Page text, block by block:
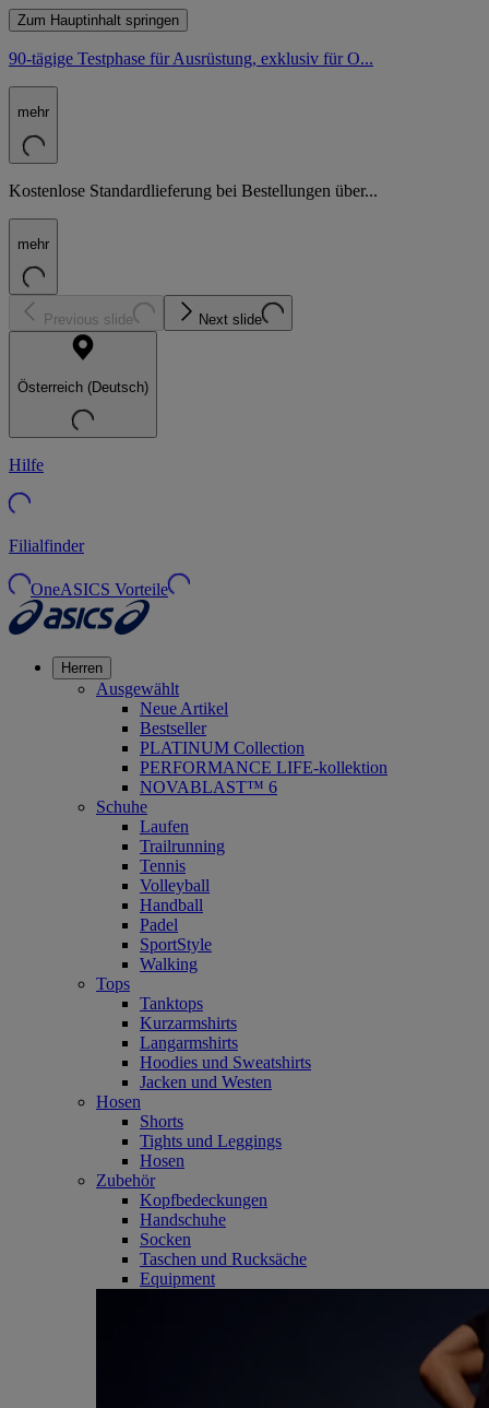
Zum Hauptinhalt springen
90-tägige Testphase für Ausrüstung, exklusiv für O...
mehr
Kostenlose Standardlieferung bei Bestellungen über...
mehr
Previous slide Next slide
Österreich (Deutsch)
Hilfe
Filialfinder
OneASICS Vorteile
Herren
Ausgewählt
Neue Artikel
Bestseller
PLATINUM Collection
PERFORMANCE LIFE-kollektion
NOVABLAST™ 6
Schuhe
Laufen
Trailrunning
Tennis
Volleyball
Handball
Padel
SportStyle
Walking
Tops
Tanktops
Kurzarmshirts
Langarmshirts
Hoodies und Sweatshirts
Jacken und Westen
Hosen
Shorts
Tights und Leggings
Hosen
Zubehör
Kopfbedeckungen
Handschuhe
Socken
Taschen und Rucksäche
Equipment